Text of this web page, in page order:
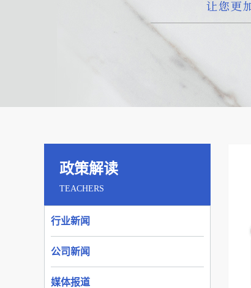
政策解读
TEACHERS
行业新闻
公司新闻
媒体报道